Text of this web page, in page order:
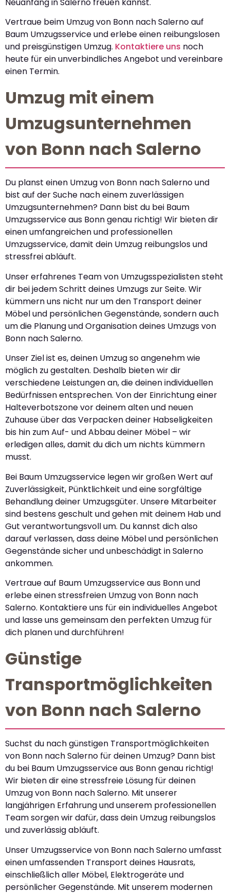
Vertraue beim Umzug von Bonn nach Salerno auf
Baum Umzugsservice und erlebe einen reibungslosen
und preisgünstigen Umzug. Kontaktiere uns noch
heute für ein unverbindliches Angebot und vereinbare
einen Termin.
Umzug mit einem
Umzugsunternehmen
von Bonn nach Salerno
Du planst einen Umzug von Bonn nach Salerno und
bist auf der Suche nach einem zuverlässigen
Umzugsunternehmen? Dann bist du bei Baum
Umzugsservice aus Bonn genau richtig! Wir bieten dir
einen umfangreichen und professionellen
Umzugsservice, damit dein Umzug reibungslos und
stressfrei abläuft.
Unser erfahrenes Team von Umzugsspezialisten steht
dir bei jedem Schritt deines Umzugs zur Seite. Wir
kümmern uns nicht nur um den Transport deiner
Möbel und persönlichen Gegenstände, sondern auch
um die Planung und Organisation deines Umzugs von
Bonn nach Salerno.
Unser Ziel ist es, deinen Umzug so angenehm wie
möglich zu gestalten. Deshalb bieten wir dir
verschiedene Leistungen an, die deinen individuellen
Bedürfnissen entsprechen. Von der Einrichtung einer
Halteverbotszone vor deinem alten und neuen
Zuhause über das Verpacken deiner Habseligkeiten
bis hin zum Auf- und Abbau deiner Möbel – wir
erledigen alles, damit du dich um nichts kümmern
musst.
Bei Baum Umzugsservice legen wir großen Wert auf
Zuverlässigkeit, Pünktlichkeit und eine sorgfältige
Behandlung deiner Umzugsgüter. Unsere Mitarbeiter
sind bestens geschult und gehen mit deinem Hab und
Gut verantwortungsvoll um. Du kannst dich also
darauf verlassen, dass deine Möbel und persönlichen
Gegenstände sicher und unbeschädigt in Salerno
ankommen.
Vertraue auf Baum Umzugsservice aus Bonn und
erlebe einen stressfreien Umzug von Bonn nach
Salerno. Kontaktiere uns für ein individuelles Angebot
und lasse uns gemeinsam den perfekten Umzug für
dich planen und durchführen!
Günstige
Transportmöglichkeiten
von Bonn nach Salerno
Suchst du nach günstigen Transportmöglichkeiten
von Bonn nach Salerno für deinen Umzug? Dann bist
du bei Baum Umzugsservice aus Bonn genau richtig!
Wir bieten dir eine stressfreie Lösung für deinen
Umzug von Bonn nach Salerno. Mit unserer
langjährigen Erfahrung und unserem professionellen
Team sorgen wir dafür, dass dein Umzug reibungslos
und zuverlässig abläuft.
Unser Umzugsservice von Bonn nach Salerno umfasst
einen umfassenden Transport deines Hausrats,
einschließlich aller Möbel, Elektrogeräte und
persönlicher Gegenstände. Mit unserem modernen